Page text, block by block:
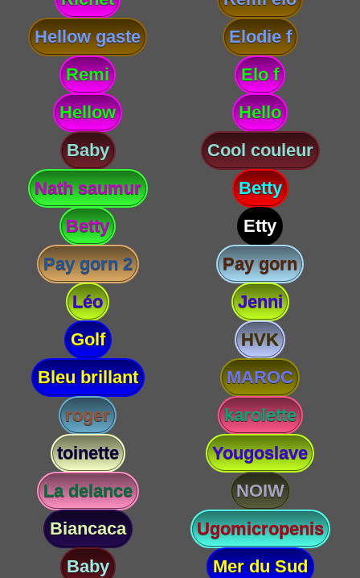
Hellow gaste
Elodie f
Remi
Elo f
Hellow
Hello
Baby
Cool couleur
Nath saumur
Betty
Betty
Etty
Pay gorn 2
Pay gorn
Léo
Jenni
Golf
HVK
Bleu brillant
MAROC
roger
karolette
toinette
Yougoslave
La delance
NOIW
Biancaca
Ugomicropenis
Baby
Mer du Sud